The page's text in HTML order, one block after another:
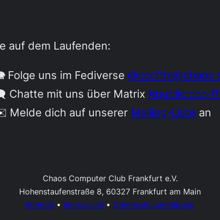
auf dem Laufenden:
Folge uns im Fediverse
Chatte mit uns über Matrix #public:ccc-
Melde dich auf unserer Mailing-Liste an
Chaos Computer Club Frankfurt e.V.
Hohenstaufenstraße 8, 60327 Frankfurt am Main
Kontakt • Impressum • Datenschutzerklärung